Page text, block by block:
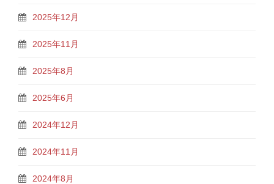
2025年12月
2025年11月
2025年8月
2025年6月
2024年12月
2024年11月
2024年8月